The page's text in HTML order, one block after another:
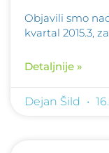
Objavili smo
kvartal 2015.3,
Detaljnije »
Dejan Šild